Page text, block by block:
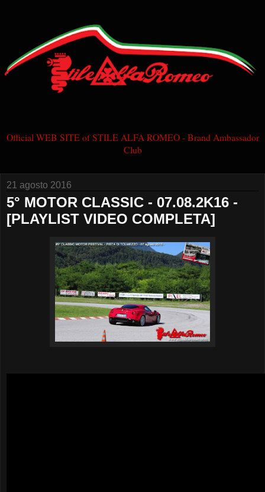
Official WEB SITE of STILE ALFA ROMEO - Brand Ambassador
Club
21 agosto 2016
5° MOTOR CLASSIC - 07.08.2K16 -
[PLAYLIST VIDEO COMPLETA]